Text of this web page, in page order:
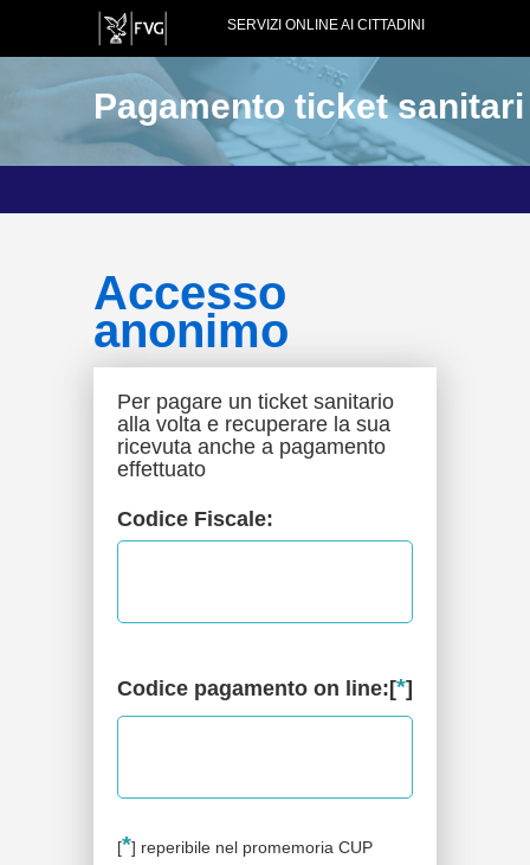
SERVIZI ONLINE AI CITTADINI
Pagamento ticket sanitari
Accesso
anonimo
Per pagare un ticket sanitario
alla volta e recuperare la sua
ricevuta anche a pagamento
effettuato
Codice Fiscale:
Codice pagamento on line:[*]
[*] reperibile nel promemoria CUP